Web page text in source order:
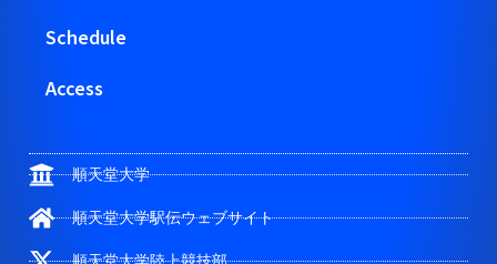
Schedule
Access
順天堂大学
順天堂大学駅伝ウェブサイト